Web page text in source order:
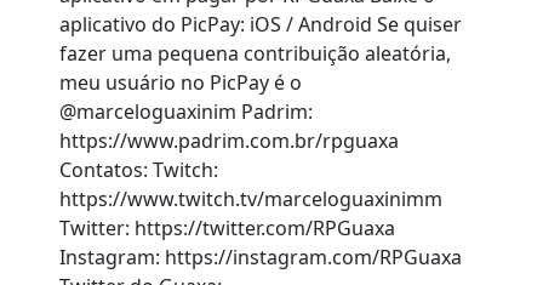
aplicativo do PicPay: iOS / Android Se quiser
fazer uma pequena contribuição aleatória,
meu usuário no PicPay é o
@marceloguaxinim Padrim:
https://www.padrim.com.br/rpguaxa
Contatos: Twitch:
https://www.twitch.tv/marceloguaxinimm
Twitter: https://twitter.com/RPGuaxa
Instagram: https://instagram.com/RPGuaxa